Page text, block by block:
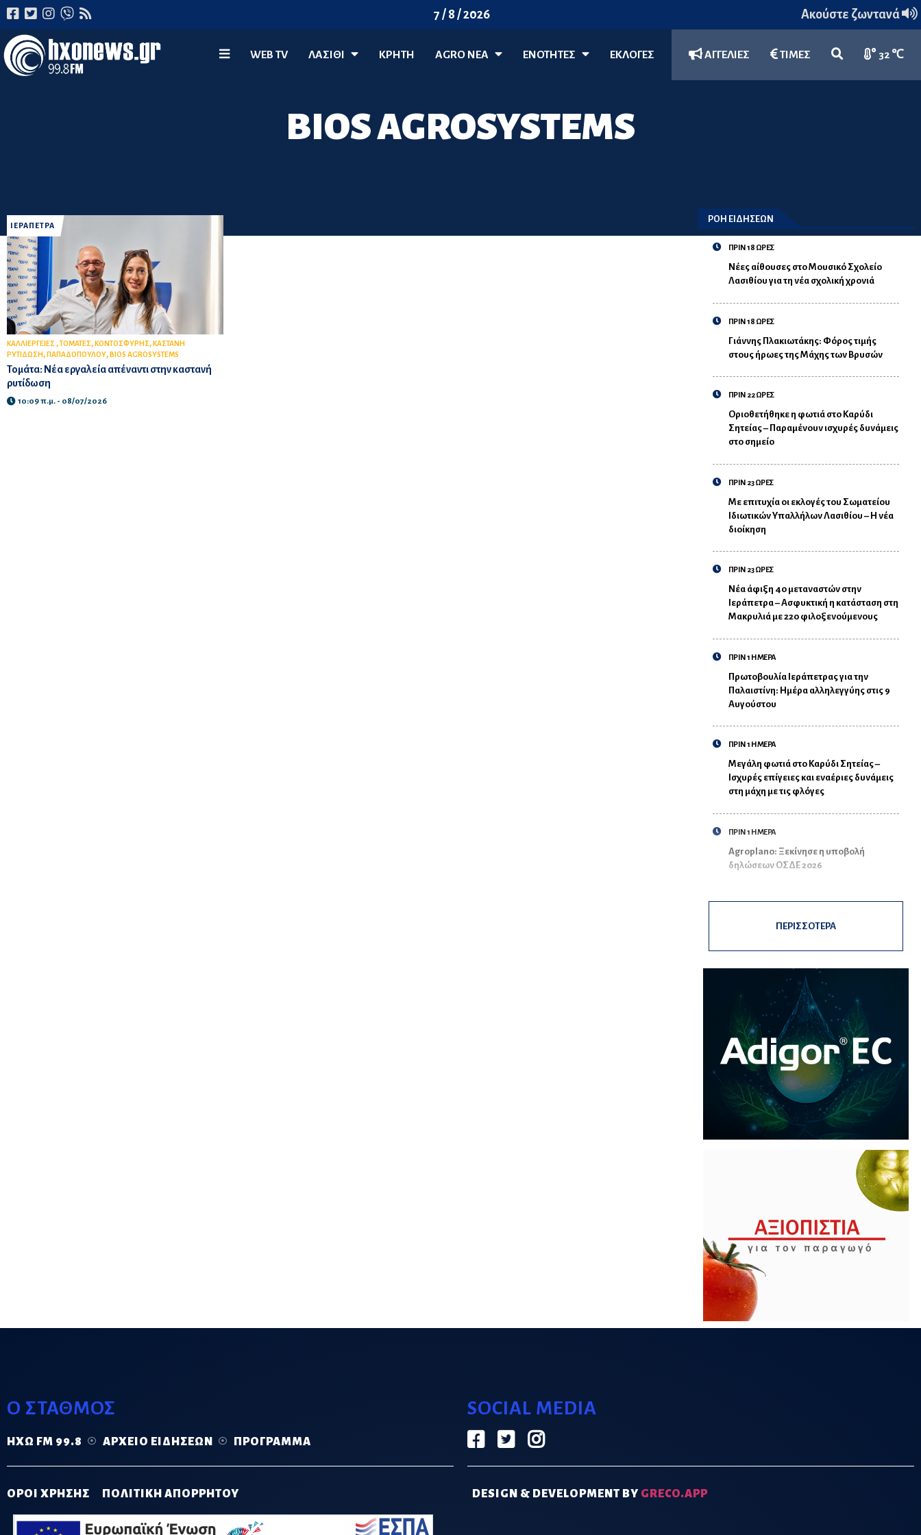
7 / 8 / 2026 Ακούστε ζωντανά
WEB TV ΛΑΣΊΘΙ ΚΡΗΤΗ AGRO ΝΈΑ ΕΝΟΤΗΤΕΣ ΕΚΛΟΓΕΣ ΑΓΓΕΛΙΕΣ ΤΙΜΕΣ 32 ℃
BIOS AGROSYSTEMS
ΙΕΡΑΠΕΤΡΑ
ΚΑΛΛΙΕΡΓΕΙΕΣ ,ΤΟΜΑΤΕΣ, ΚΟΝΤΟΣΦΥΡΗΣ, ΚΑΣΤΑΝΗ
ΡΥΤΙΔΩΣΗ, ΠΑΠΑΔΟΠΟΥΛΟΥ, BIOS AGROSYSTEMS
Τομάτα: Νέα εργαλεία απέναντι στην καστανή
ρυτίδωση
10:09 π.μ. - 08/07/2026
ΡΟΗ ΕΙΔΗΣΕΩΝ
ΠΡΙΝ 18 ΩΡΕΣ
Νέες αίθουσες στο Μουσικό Σχολείο
Λασιθίου για τη νέα σχολική χρονιά
ΠΡΙΝ 18 ΩΡΕΣ
Γιάννης Πλακιωτάκης: Φόρος τιμής
στους ήρωες της Μάχης των Βρυσών
ΠΡΙΝ 22 ΩΡΕΣ
Οριοθετήθηκε η φωτιά στο Καρύδι
Σητείας – Παραμένουν ισχυρές δυνάμεις
στο σημείο
ΠΡΙΝ 23 ΩΡΕΣ
Με επιτυχία οι εκλογές του Σωματείου
Ιδιωτικών Υπαλλήλων Λασιθίου – Η νέα
διοίκηση
ΠΡΙΝ 23 ΩΡΕΣ
Νέα άφιξη 40 μεταναστών στην
Ιεράπετρα – Ασφυκτική η κατάσταση στη
Μακρυλιά με 220 φιλοξενούμενους
ΠΡΙΝ 1 ΗΜΕΡΑ
Πρωτοβουλία Ιεράπετρας για την
Παλαιστίνη: Ημέρα αλληλεγγύης στις 9
Αυγούστου
ΠΡΙΝ 1 ΗΜΕΡΑ
Μεγάλη φωτιά στο Καρύδι Σητείας –
Ισχυρές επίγειες και εναέριες δυνάμεις
στη μάχη με τις φλόγες
ΠΡΙΝ 1 ΗΜΕΡΑ
Agroplano: Ξεκίνησε η υποβολή
δηλώσεων ΟΣΔΕ 2026
ΠΕΡΙΣΣΟΤΕΡΑ
Ο ΣΤΑΘΜΟΣ
ΗΧΏ FM 99.8 ΑΡΧΕΊΟ ΕΙΔΉΣΕΩΝ ΠΡΌΓΡΑΜΜΑ
SOCIAL MEDIA
ΟΡΟΙ ΧΡΗΣΗΣ ΠΟΛΙΤΙΚΗ ΑΠΟΡΡΗΤΟΥ DESIGN & DEVELOPMENT BY GRECO.APP